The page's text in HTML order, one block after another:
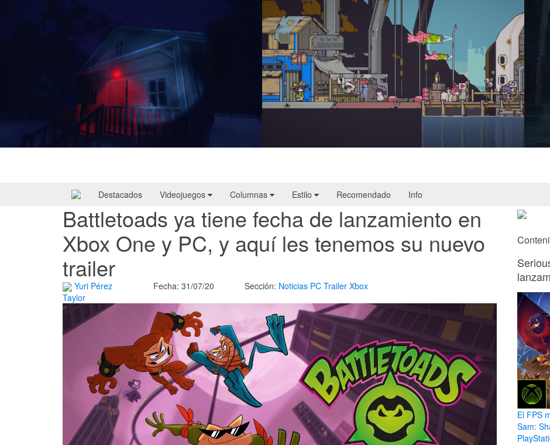
Destacados Videojuegos Columnas Estilo Recomendado Info
Battletoads ya tiene fecha de lanzamiento en
Xbox One y PC, y aquí les tenemos su nuevo
trailer
Yuri Pérez
Taylor
Fecha: 31/07/20 Sección: Noticias PC Trailer Xbox
El FPS
Sam: